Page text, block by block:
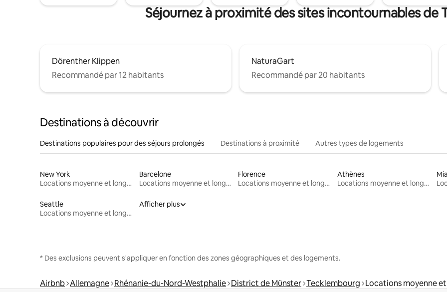
Séjournez à proximité des sites incontournables de
Dörenther Klippen
Recommandé par 12 habitants
NaturaGart
Recommandé par 20 habitants
Destinations à découvrir
Destinations populaires pour des séjours prolongés Destinations à proximité Autres types de logements
New York
Locations moyenne et longue durée
Barcelone
Locations moyenne et longue durée
Florence
Locations moyenne et longue durée
Athènes
Locations moyenne et longue durée
Seattle
Locations moyenne et longue durée
Afficher plus
* Des exclusions peuvent s'appliquer en fonction des zones géographiques et des logements.
Airbnb Allemagne Rhénanie-du-Nord-Westphalie District de Münster Tecklembourg Locations moyenne